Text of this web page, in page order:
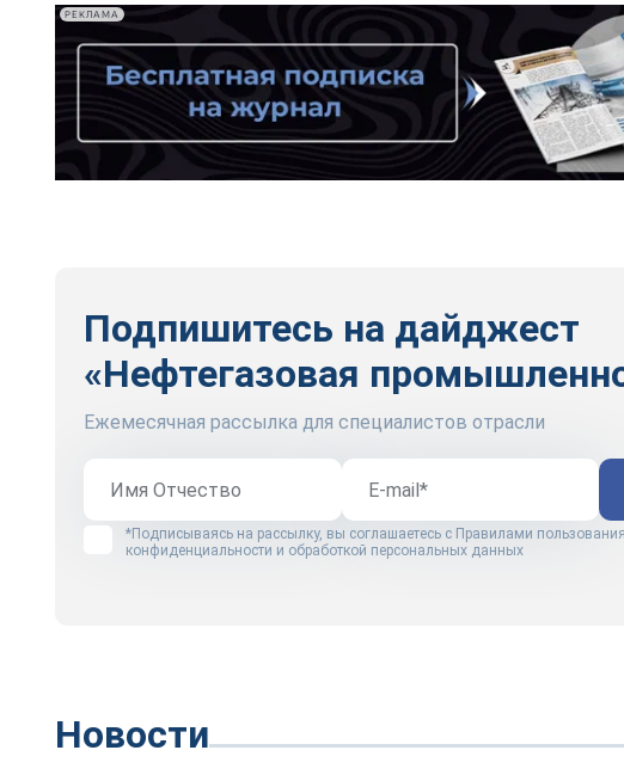
РЕКЛАМА
Подпишитесь на дайджест
«Нефтегазовая
Ежемесячная рассылка для специалистов отрасли
*Подписываясь на рассылку, вы соглашаетесь с Правилами пользования
конфиденциальности и обработкой персональных данных
Новости